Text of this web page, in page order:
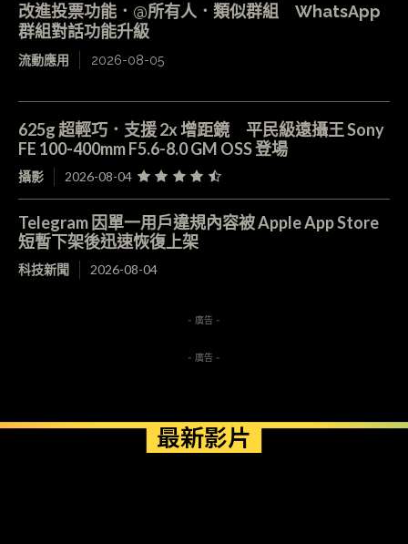
改進投票功能．@所有人．類似群組 WhatsApp
群組對話功能升級
流動應用 2026-08-05
625g 超輕巧．支援 2x 增距鏡 平民級遠攝王 Sony
FE 100-400mm F5.6-8.0 GM OSS 登場
攝影 2026-08-04
Telegram 因單一用戶違規內容被 Apple App Store
短暫下架後迅速恢復上架
科技新聞 2026-08-04
- 廣告 -
- 廣告 -
最新影片